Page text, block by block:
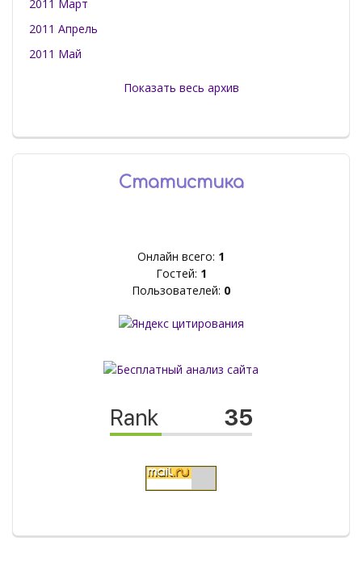
2011 Март
2011 Апрель
2011 Май
Показать весь архив
Статистика
Онлайн всего: 1
Гостей: 1
Пользователей: 0